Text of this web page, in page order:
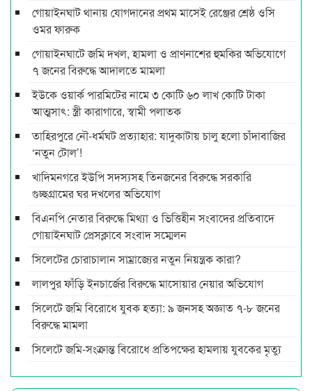
গোয়াইনঘাট থানায় যোগদানের প্রথম মাসেই রেঞ্জের শ্রেষ্ঠ ওসি
ওমর ফারুক
গোয়াইনঘাটে জমি দখল, হামলা ও প্রাণনাশের হুমকির অভিযোগে
৭ জনের বিরুদ্ধে আদালতে মামলা
ইউকে ওয়ার্ক পারমিটের নামে ৩ কোটি ৬০ লাখ কোটি টাকা
আত্মসাৎ: স্ত্রী কারাগারে, স্বামী পলাতক
তাহিরপুরে নৌ-ধর্মঘট প্রত্যাহার: যাদুকাটায় চালু হলো চাঁদাবাজির
‘নতুন টোল’!
খাদিমনগরে ইউপি সদস্যসহ তিনজনের বিরুদ্ধে সরকারি
গুচ্ছগ্রামের ঘর দখলের অভিযোগ
বিএনপি নেতার বিরুদ্ধে মিথ্যা ও ভিত্তিহীন সংবাদের প্রতিবাদে
গোয়াইনঘাট প্রেসক্লাবে সংবাদ সম্মেলন
সিলেটের চোরাচালান সাম্রাজ্যের নতুন নিয়ন্ত্রক কারা?
লালপুর ফাঁড়ি ইনচার্জের বিরুদ্ধে মাসোয়ার নেয়ার অভিযোগ
সিলেটে জমি বিরোধে যুবক হত্যা: ৯ জনসহ অজ্ঞাত ৭-৮ জনের
বিরুদ্ধে মামলা
সিলেটে জমি-সংক্রান্ত বিরোধে প্রতিপক্ষের হামলায় যুবকের মৃত্যু